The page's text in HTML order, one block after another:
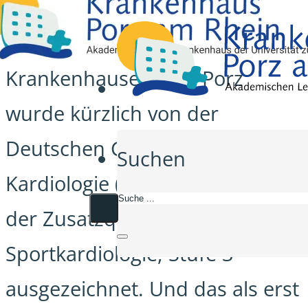
Suchen
Die Sportkardiologie des
Krankenhauses Köln-Porz
wurde kürzlich von der
Deutschen Gesellschaft für
Kardiologie (DGK) als „Stätte
der Zusatzqualifikation
Sportkardiologie, Stufe 3“
ausgezeichnet. Und das als erst